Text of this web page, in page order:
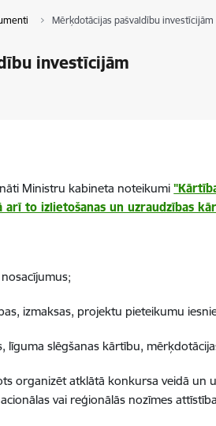
Mērķdotācijas pašvaldību investīcijām
investīcijām
Ministru kabineta noteikumi
to izlietošanas un uzraudzības
izmaksas, projektu pieteikumu
slēgšanas kārtību,
organizēt atklātā konkursa veidā un
vai reģionālās nozīmes